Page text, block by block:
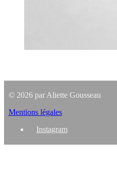
© 2026 par Aliette Gousseau
Mentions légales
Instagram